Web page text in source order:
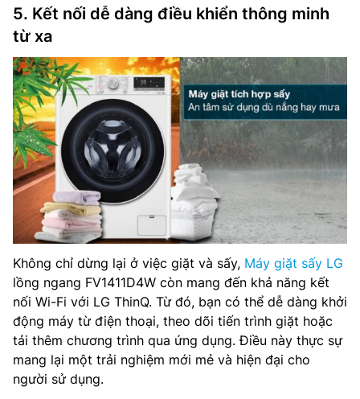
5. Kết nối dễ dàng điều khiển thông minh
từ xa
Không chỉ dừng lại ở việc giặt và sấy, Máy giặt sấy LG
lồng ngang FV1411D4W còn mang đến khả năng kết
nối Wi-Fi với LG ThinQ. Từ đó, bạn có thể dễ dàng khởi
động máy từ điện thoại, theo dõi tiến trình giặt hoặc
tải thêm chương trình qua ứng dụng. Điều này thực sự
mang lại một trải nghiệm mới mẻ và hiện đại cho
người sử dụng.